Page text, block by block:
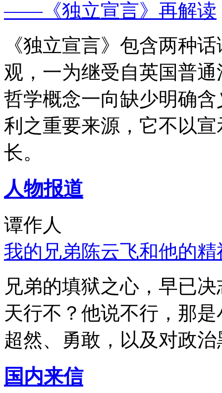
——《独立宣言》再解读
《独立宣言》包含两种
观，一为继受自英国普
哲学概念一向缺少明确
利之重要来源，它不以
长。
人物报道
谭作人
我的兄弟陈云飞和他的
兄弟的填狱之心，早已
天行不？他说不行，那
超然、勇敢，以及对政
国内来信